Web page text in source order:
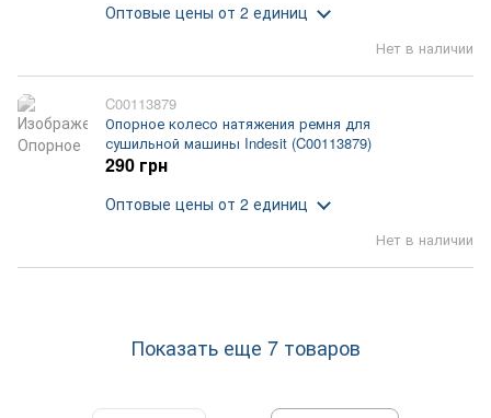
Нет в наличии
Оптовые цены от 2 единиц
C00113879
Опорное колесо натяжения ремня для
сушильной машины Indesit (C00113879)
Нет в наличии
290 грн
Оптовые цены от 2 единиц
Показать еще 7 товаров